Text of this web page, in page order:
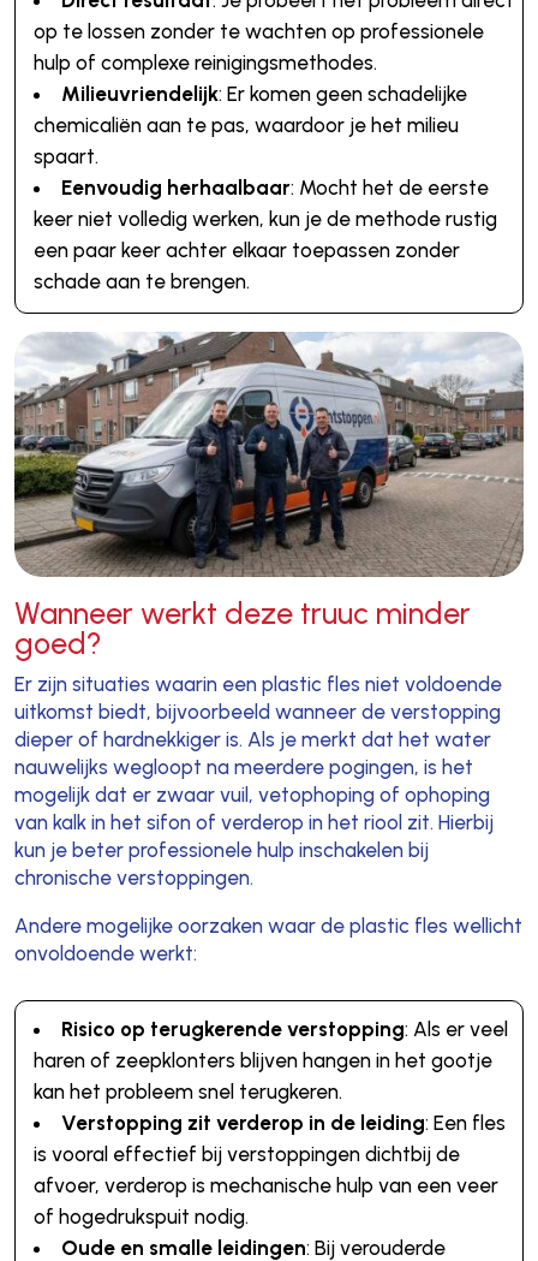
op te lossen zonder te wachten op professionele
hulp of complexe reinigingsmethodes.
Milieuvriendelijk: Er komen geen schadelijke
chemicaliën aan te pas, waardoor je het milieu
spaart.
Eenvoudig herhaalbaar: Mocht het de eerste
keer niet volledig werken, kun je de methode rustig
een paar keer achter elkaar toepassen zonder
schade aan te brengen.
Wanneer werkt deze truuc minder
goed?
Er zijn situaties waarin een plastic fles niet voldoende
uitkomst biedt, bijvoorbeeld wanneer de verstopping
dieper of hardnekkiger is. Als je merkt dat het water
nauwelijks wegloopt na meerdere pogingen, is het
mogelijk dat er zwaar vuil, vetophoping of ophoping
van kalk in het sifon of verderop in het riool zit. Hierbij
kun je beter professionele hulp inschakelen bij
chronische verstoppingen.
Andere mogelijke oorzaken waar de plastic fles wellicht
onvoldoende werkt:
Risico op terugkerende verstopping: Als er veel
haren of zeepklonters blijven hangen in het gootje
kan het probleem snel terugkeren.
Verstopping zit verderop in de leiding: Een fles
is vooral effectief bij verstoppingen dichtbij de
afvoer, verderop is mechanische hulp van een veer
of hogedrukspuit nodig.
Oude en smalle leidingen: Bij verouderde